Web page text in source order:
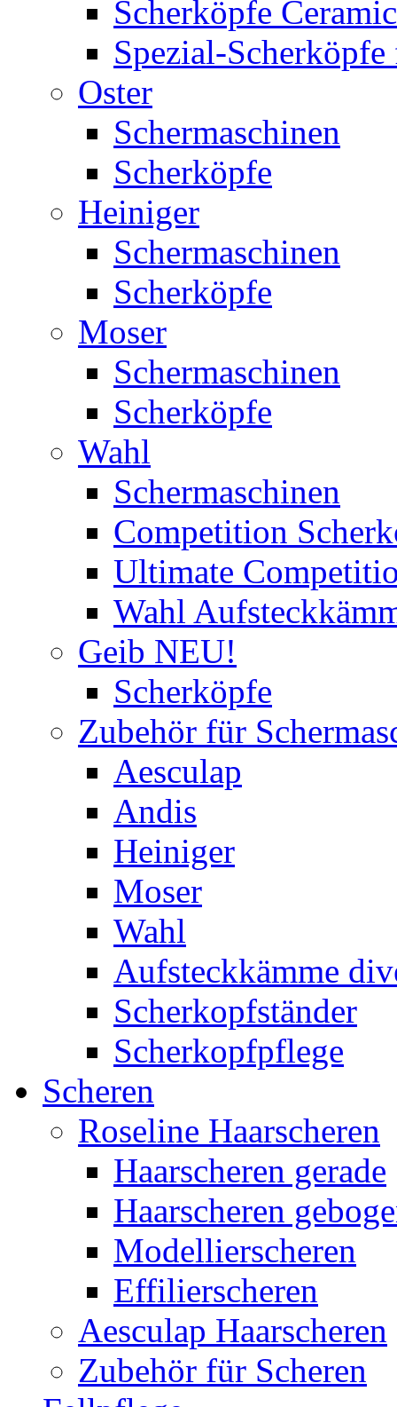
Scherköpfe Ceramic
Spezial-
Oster
Schermaschinen
Scherköpfe
Heiniger
Schermaschinen
Scherköpfe
Moser
Schermaschinen
Scherköpfe
Wahl
Schermaschinen
Competition
Ultimate
Wahl
Geib NEU!
Scherköpfe
Zubehör für
Aesculap
Andis
Heiniger
Moser
Wahl
Aufsteckkämme
Scherkopfständer
Scherkopfpflege
Scheren
Roseline Haarscheren
Haarscheren gerade
Haarscheren
Modellierscheren
Effilierscheren
Aesculap Haarscheren
Zubehör für Scheren